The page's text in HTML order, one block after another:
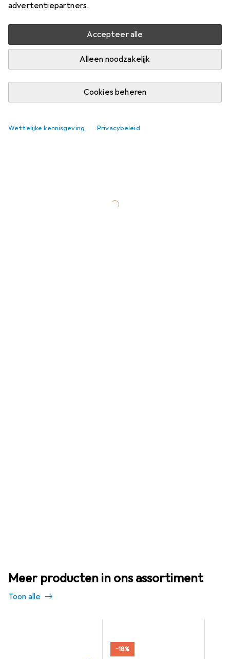
advertentiepartners.
Accepteer alle
Alleen noodzakelijk
Cookies beheren
Wettelijke kennisgeving Privacybeleid
Meer producten in ons assortiment
Toon alle
−18%